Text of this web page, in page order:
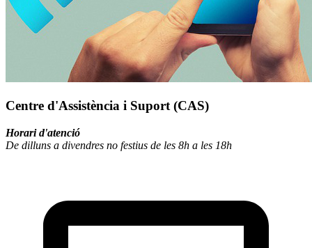
Centre d'Assistència i Suport (CAS)
Horari d'atenció
De dilluns a divendres no festius de les 8h a les 18h